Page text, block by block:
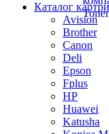
Каталог
Avision
Brother
Canon
Deli
Epson
Fplus
HP
Huawei
Katusha